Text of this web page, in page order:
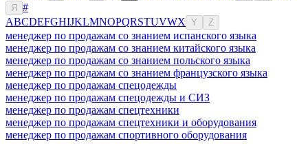
Я
#
ABCDEFGHIJKLMNOPQRSTUVWX Y Z
менеджер по продажам со знанием испанского языка
менеджер по продажам со знанием китайского языка
менеджер по продажам со знанием польского языка
менеджер по продажам со знанием французского языка
менеджер по продажам спецодежды
менеджер по продажам спецодежды и СИЗ
менеджер по продажам спецтехники
менеджер по продажам спецтехники и оборудования
менеджер по продажам спортивного оборудования